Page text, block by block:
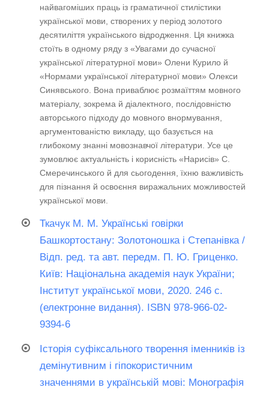
найвагоміших праць із граматичної стилістики
української мови, створених у період золотого
десятиліття українського відродження. Ця книжка
стоїть в одному ряду з «Увагами до сучасної
української літературної мови» Олени Курило й
«Нормами української літературної мови» Олекси
Синявського. Вона приваблює розмаїттям мовного
матеріалу, зокрема й діалектного, послідовністю
авторського підходу до мовного внормування,
аргументованістю викладу, що базується на
глибокому знанні мовознавчої літератури. Усе це
зумовлює актуальність і корисність «Нарисів» С.
Смеречинського й для сьогодення, їхню важливість
для пізнання й освоєння виражальних можливостей
української мови.
Ткачук М. М. Українські говірки
Башкортостану: Золотоношка і Степанівка /
Відп. ред. та авт. передм. П. Ю. Гриценко.
Київ: Національна академія наук України;
Інститут української мови, 2020. 246 с.
(електронне видання). ISBN 978-966-02-
9394-6
Історія суфіксального творення іменників із
демінутивним і гіпокористичним
значеннями в українській мові: Монографія